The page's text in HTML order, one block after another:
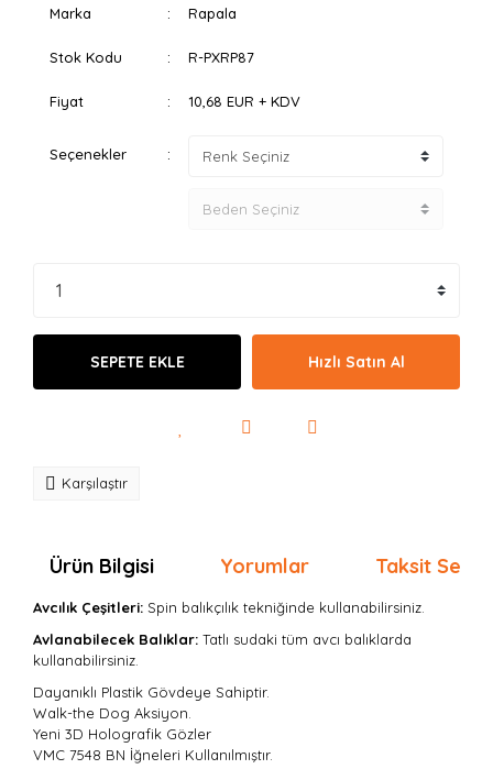
Marka Rapala
Stok Kodu R-PXRP87
Fiyat 10,68 EUR + KDV
Seçenekler
SEPETE EKLE Hızlı Satın Al
Karşılaştır
Ürün Bilgisi Yorumlar Taksit
Avcılık Çeşitleri: Spin balıkçılık tekniğinde kullanabilirsiniz.
Avlanabilecek Balıklar: Tatlı sudaki tüm avcı balıklarda
kullanabilirsiniz.
Dayanıklı Plastik Gövdeye Sahiptir.
Walk-the Dog Aksiyon.
Yeni 3D Holografik Gözler
VMC 7548 BN İğneleri Kullanılmıştır.